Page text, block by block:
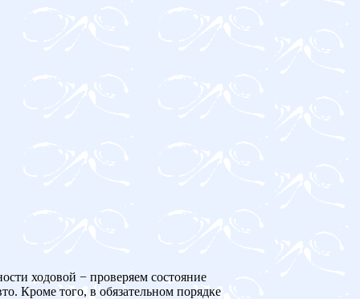
ходовой − проверяем состояние
Кроме того, в обязательном порядке